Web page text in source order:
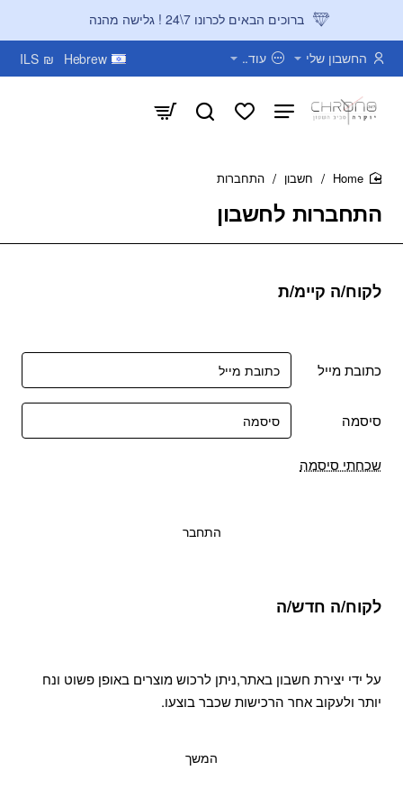
ברוכים הבאים לכרונו 7\24 ! גלישה מהנה
החשבון שלי עוד.. Hebrew
₪
ILS
התחברות לחשבון
חשבון התחברות
לקוח/ה חדש/ה
על ידי יצירת חשבון באתר,ניתן לרכוש מוצרים באופן פשוט ונח
יותר ולעקוב אחר הרכישות שכבר בוצעו.
המשך
לקוח/ה קיימ/ת
כתובת מייל
סיסמה
שכחתי סיסמה
התחבר